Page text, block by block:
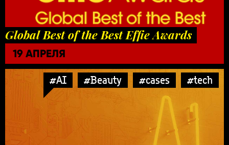
Global Best of the Best Effie Awards
19 АПРЕЛЯ
#AI #Beauty #cases #tech